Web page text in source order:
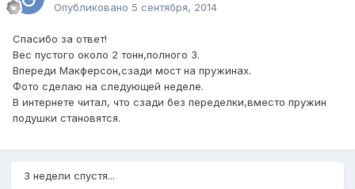
Опубликовано 5 сентября, 2014
Спасибо за ответ!
Вес пустого около 2 тонн,полного 3.
Впереди Макферсон,сзади мост на пружинах.
Фото сделаю на следующей неделе.
В интернете читал, что сзади без переделки,вместо пружин
подушки становятся.
3 недели спустя...